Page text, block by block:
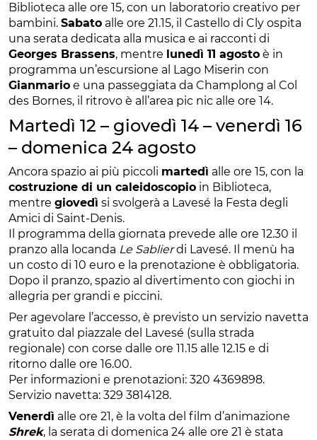
Biblioteca alle ore 15, con un laboratorio creativo per
bambini. Sabato alle ore 21.15, il Castello di Cly ospita
una serata dedicata alla musica e ai racconti di
Georges Brassens, mentre lunedì 11 agosto è in
programma un’escursione al Lago Miserin con
Gianmario e una passeggiata da Champlong al Col
des Bornes, il ritrovo è all’area pic nic alle ore 14.
Martedì 12 – giovedì 14 – venerdì 16
– domenica 24 agosto
Ancora spazio ai più piccoli martedì alle ore 15, con la
costruzione di un caleidoscopio in Biblioteca,
mentre giovedì si svolgerà a Lavesé la Festa degli
Amici di Saint-Denis.
Il programma della giornata prevede alle ore 12.30 il
pranzo alla locanda Le Sablierdi Lavesé. Il menù ha
un costo di 10 euro e la prenotazione è obbligatoria.
Dopo il pranzo, spazio al divertimento con giochi in
allegria per grandi e piccini.
Per agevolare l’accesso, è previsto un servizio navetta
gratuito dal piazzale del Lavesé (sulla strada
regionale) con corse dalle ore 11.15 alle 12.15 e di
ritorno dalle ore 16.00.
Per informazioni e prenotazioni: 320 4369898.
Servizio navetta: 329 3814128.
Venerdì alle ore 21, è la volta del film d’animazione
Shrek, la serata di domenica 24 alle ore 21 è stata